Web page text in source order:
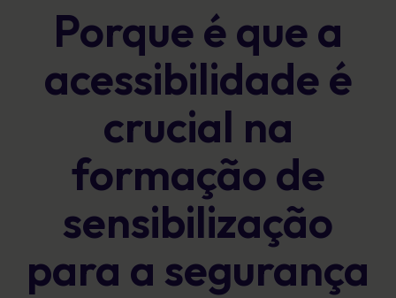
Porque é que a
acessibilidade é
crucial na
formação de
sensibilização
para a segurança